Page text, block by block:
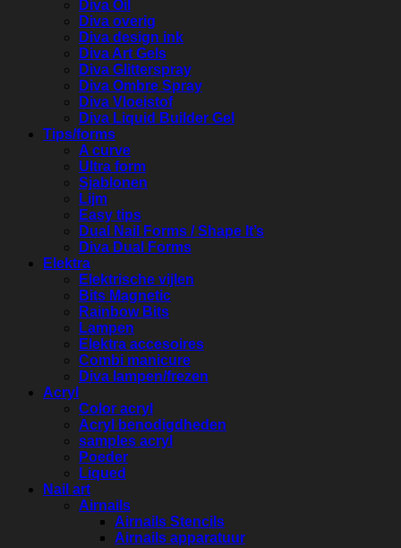
Diva Oil
Diva overig
Diva design ink
Diva Art Gels
Diva Glitterspray
Diva Ombre Spray
Diva Vloeistof
Diva Liquid Builder Gel
Tips/forms
A curve
Ultra form
Sjablonen
Lijm
Easy tips
Dual Nail Forms / Shape It’s
Diva Dual Forms
Elektra
Elektrische vijlen
Bits Magnetic
Rainbow Bits
Lampen
Elektra accesoires
Combi manicure
Diva lampen/frezen
Acryl
Color acryl
Acryl benodigdheden
samples acryl
Poeder
Liqued
Nail art
Airnails
Airnails Stencils
Airnails apparatuur